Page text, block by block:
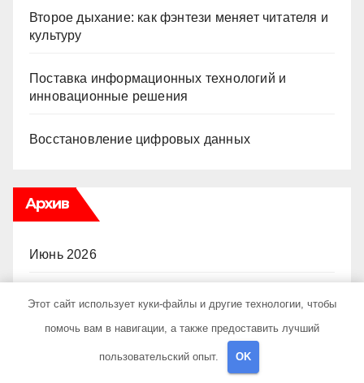
Второе дыхание: как фэнтези меняет читателя и
культуру
Поставка информационных технологий и
инновационные решения
Восстановление цифровых данных
Архив
Июнь 2026
Май 2026
Этот сайт использует куки-файлы и другие технологии, чтобы
помочь вам в навигации, а также предоставить лучший
пользовательский опыт. OK